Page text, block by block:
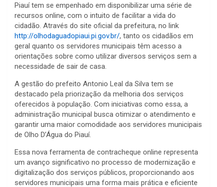
Piauí tem se empenhado em disponibilizar uma série de
recursos online, com o intuito de facilitar a vida do
cidadão. Através do site oficial da prefeitura, no link
http://olhodaguadopiaui.pi.gov.br/, tanto os cidadãos em
geral quanto os servidores municipais têm acesso a
orientações sobre como utilizar diversos serviços sem a
necessidade de sair de casa.
A gestão do prefeito Antonio Leal da Silva tem se
destacado pela priorização da melhoria dos serviços
oferecidos à população. Com iniciativas como essa, a
administração municipal busca otimizar o atendimento e
garantir uma maior comodidade aos servidores municipais
de Olho D’Água do Piauí.
Essa nova ferramenta de contracheque online representa
um avanço significativo no processo de modernização e
digitalização dos serviços públicos, proporcionando aos
servidores municipais uma forma mais prática e eficiente